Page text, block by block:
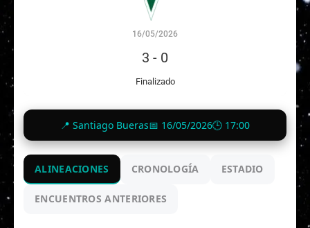
16/05/2026
3 - 0
Finalizado
📍 Santiago Bueras📅 16/05/2026🕒 17:00
ALINEACIONES CRONOLOGÍA ESTADIO
ENCUENTROS ANTERIORES